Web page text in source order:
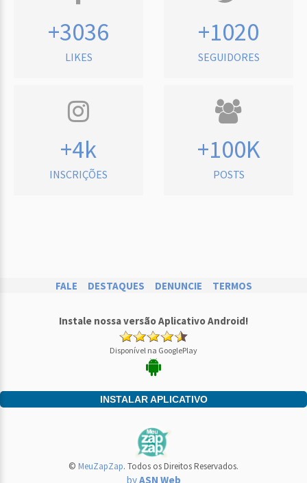
+3036
LIKES
+1020
SEGUIDORES
+4k
INSCRIÇÕES
+100K
POSTS
FALE DESTAQUES DENUNCIE TERMOS
Instale nossa versão Aplicativo Android!
Disponível na GooglePlay
INSTALAR APLICATIVO
© MeuZapZap. Todos os Direitos Reservados.
byASN Web